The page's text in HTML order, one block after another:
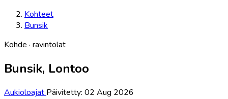
Kohteet
Bunsik
Kohde · ravintolat
Bunsik, Lontoo
Aukioloajat Päivitetty: 02 Aug 2026